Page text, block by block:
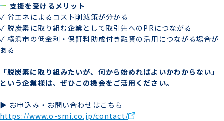
支援を受けるメリット
✓ 省エネによるコスト削減策が分かる
✓ 脱炭素に取り組む企業として取引先へのPRにつながる
✓ 横浜市の低金利・保証料助成付き融資の活用につながる場合が
ある
「脱炭素に取り組みたいが、何から始めればよいかわからない」
という企業様は、ぜひこの機会をご活用ください。
▶ お申込み・お問い合わせはこちら
https://www.o-smi.co.jp/contact/